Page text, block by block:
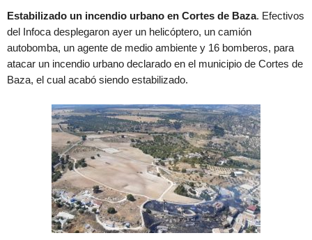
Estabilizado un incendio urbano en Cortes de Baza. Efectivos
del Infoca desplegaron ayer un helicóptero, un camión
autobomba, un agente de medio ambiente y 16 bomberos, para
atacar un incendio urbano declarado en el municipio de Cortes de
Baza, el cual acabó siendo estabilizado.